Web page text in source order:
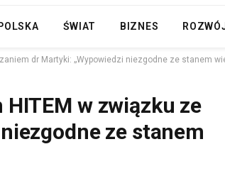
ŚWIAT BIZNES
dr Martyki: „Wypowiedzi niezgodne ze stanem
w związku ze
ze stanem